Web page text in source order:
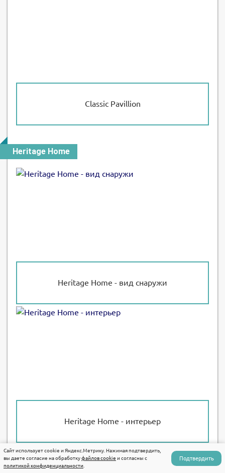
Classic Pavillion
Heritage Home
Heritage Home - вид снаружи
Heritage Home - интерьер
Сайт использует cookie и Яндекс.Метрику. Нажимая подтвердить,
вы даете согласие на обработкуфайлов cookie и согласны с
политикой конфиденциальности
Подтвердить